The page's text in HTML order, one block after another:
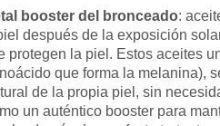
booster del bronceado:
después de la exposición
protegen la piel. Estos aceites
que forma la melanina),
de la propia piel, sin
un auténtico booster para